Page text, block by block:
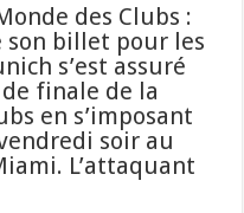
des Clubs :
son billet pour les
s’est assuré
finale de la
en s’imposant
soir au
L’attaquant